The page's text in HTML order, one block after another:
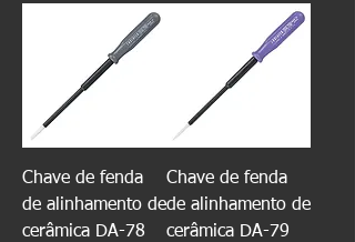
Chave de fenda
de alinhamento de
cerâmica DA-78
Chave de fenda
de alinhamento de
cerâmica DA-79